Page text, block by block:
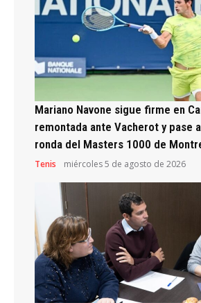
Mariano Navone sigue firme en
remontada ante Vacherot y pase
ronda del Masters 1000 de
Tenis miércoles 5 de agosto de 2026